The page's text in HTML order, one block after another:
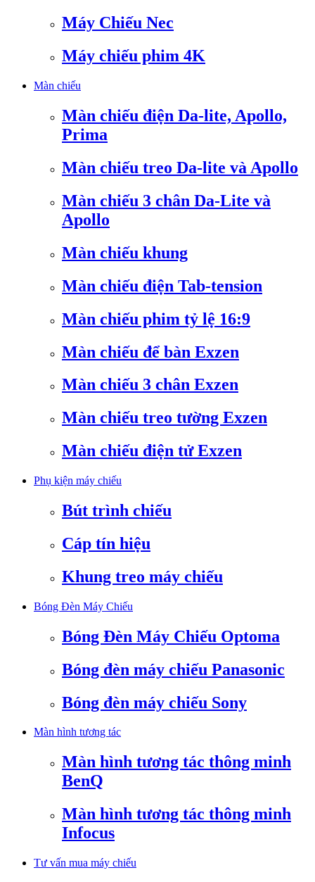
Máy Chiếu Nec
Máy chiếu phim 4K
Màn chiếu
Màn chiếu điện Da-lite, Apollo,
Prima
Màn chiếu treo Da-lite và Apollo
Màn chiếu 3 chân Da-Lite và
Apollo
Màn chiếu khung
Màn chiếu điện Tab-tension
Màn chiếu phim tỷ lệ 16:9
Màn chiếu để bàn Exzen
Màn chiếu 3 chân Exzen
Màn chiếu treo tường Exzen
Màn chiếu điện tử Exzen
Phụ kiện máy chiếu
Bút trình chiếu
Cáp tín hiệu
Khung treo máy chiếu
Bóng Đèn Máy Chiếu
Bóng Đèn Máy Chiếu Optoma
Bóng đèn máy chiếu Panasonic
Bóng đèn máy chiếu Sony
Màn hình tương tác
Màn hình tương tác thông minh
BenQ
Màn hình tương tác thông minh
Infocus
Tư vấn mua máy chiếu